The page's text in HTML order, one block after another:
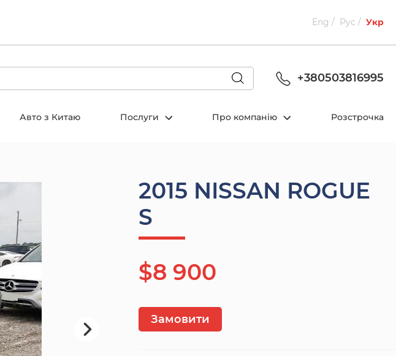
Eng Рус Укр
+380503816995
Авто з Китаю Послуги Про компанію Розстрочка
2015 NISSAN ROGUE
S
$8 900
Замовити